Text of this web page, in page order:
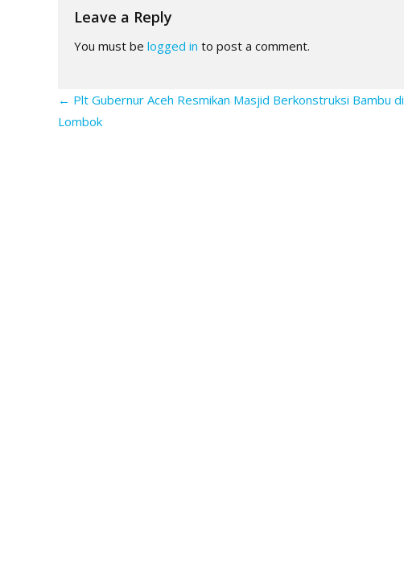
Leave a Reply
You must be logged in to post a comment.
← Plt Gubernur Aceh Resmikan Masjid Berkonstruksi Bambu di
Lombok